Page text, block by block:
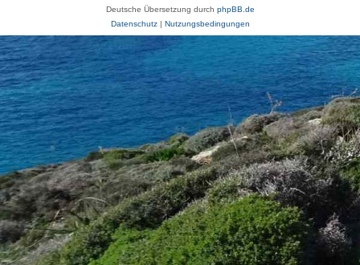
Deutsche Übersetzung durch phpBB.de
Datenschutz| Nutzungsbedingungen